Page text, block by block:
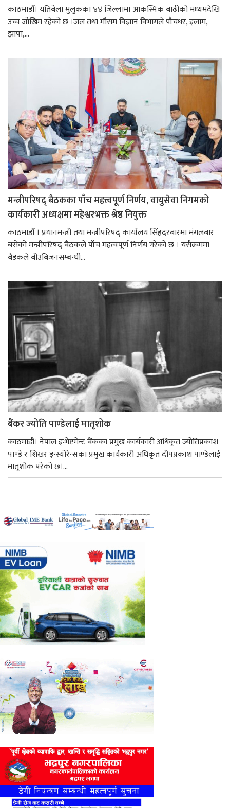
काठमाडौँ। यतिबेला मुलुकका ४४ जिल्लामा आकस्मिक बाढीको मध्यमदेखि
उच्च जोखिम रहेको छ ।जल तथा मौसम विज्ञान विभागले पाँचथर, इलाम,
झापा,...
मन्त्रीपरिषद् बैठकका पाँच महत्त्वपूर्ण निर्णय, वायुसेवा निगमको
कार्यकारी अध्यक्षमा महेश्वरभक्त श्रेष्ठ नियुक्त
काठमाडौँ । प्रधानमन्त्री तथा मन्त्रीपरिषद् कार्यालय सिंहदरबारमा मंगलबार
बसेको मन्त्रीपरिषद् बैठकले पाँच महत्वपूर्ण निर्णय गरेको छ । यसैक्रममा
बैडकले बीउबिजनसम्बन्धी...
बैंकर ज्योति पाण्डेलाई मातृशोक
काठमाडौं। नेपाल इन्भेष्टमेन्ट बैंकका प्रमुख कार्यकारी अधिकृत ज्योतिप्रकाश
पाण्डे र शिखर इन्स्योरेन्सका प्रमुख कार्यकारी अधिकृत दीपप्रकाश पाण्डेलाई
मातृशोक परेको छ।...